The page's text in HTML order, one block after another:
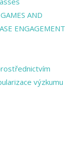
AND
ENGAGEMENT
výzkumu